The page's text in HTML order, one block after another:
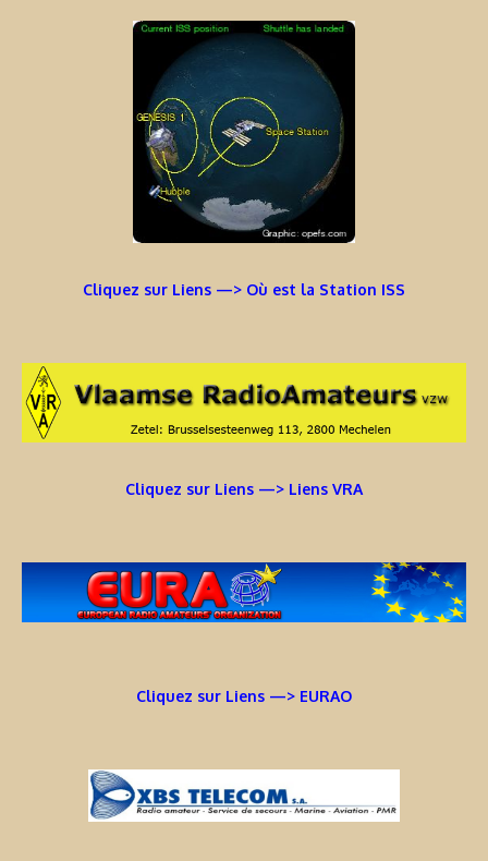
Cliquez sur Liens —> Où est la Station ISS
Cliquez sur Liens —> Liens VRA
Cliquez sur Liens —> EURAO